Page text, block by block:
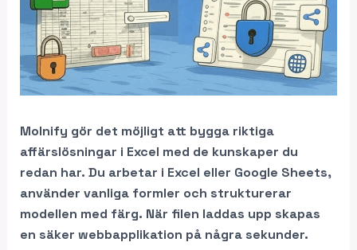
Molnify gör det möjligt att bygga riktiga
affärslösningar i Excel med de kunskaper du
redan har. Du arbetar i Excel eller Google Sheets,
använder vanliga formler och strukturerar
modellen med färg. När filen laddas upp skapas
en säker webbapplikation på några sekunder.